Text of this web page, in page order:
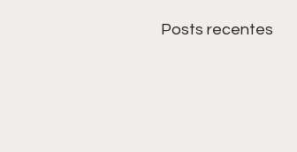
Posts recentes